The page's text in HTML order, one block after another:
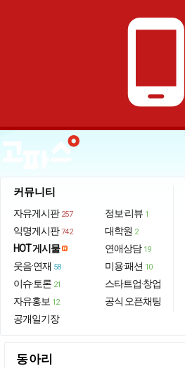
phone_android
커뮤니티
자유게시판 257
익명게시판 742
HOT 게시물
웃음·연재 58
이슈·토론 21
자유홍보 12
공개일기장
정보·리뷰 1
대학원 2
연애상담 19
미용·패션 10
스타트업·창업
공식 오픈채팅
동아리